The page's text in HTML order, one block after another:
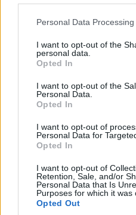
Please note that this website/
not limited to your visit or
grant or deny consent to
use your data for below
consent section.
Personal Data
I want to opt-out of the
personal data.
Opted In
I want to opt-out of the
Personal Data.
Opted In
I want to opt-out of
Personal Data for
Opted In
I want to opt-out of
Retention, Sale, and/or
Personal Data that Is
Purposes for which it was
Opted Out
ΠΟΝΤΟΣ
Παναγία Σουμελά:
προπαγάνδα»; Νέα
για τη Θεία Λειτουργία
3/08/2026 - 8:30μμ